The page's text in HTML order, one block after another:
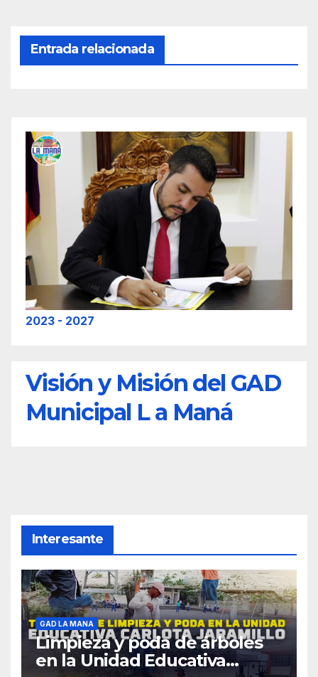
Entrada relacionada
2023 - 2027
Visión y Misión del GAD
Municipal L a Maná
Interesante
GAD LA MANA
Limpieza y poda de árboles
en la Unidad Educativa